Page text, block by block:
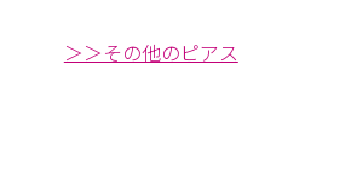
＞＞その他のピアス